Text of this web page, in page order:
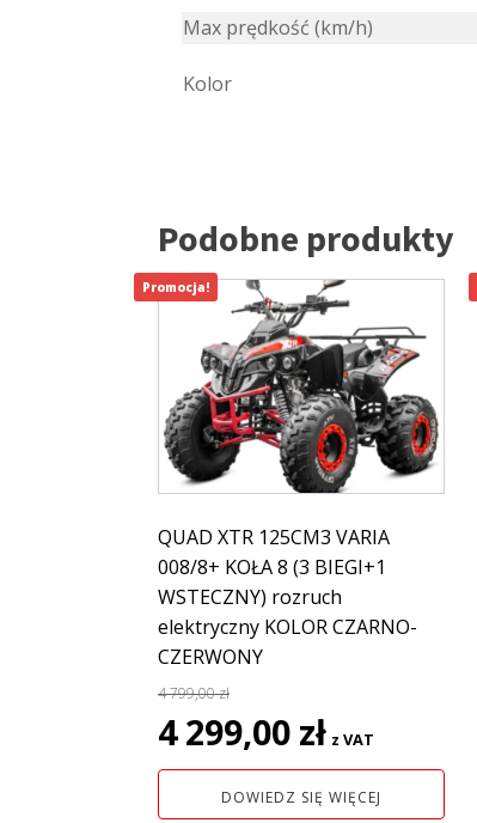
Max prędkość (km/h)
Kolor
Podobne produkty
QUAD XTR 125CM3 VARIA
008/8+ KOŁA 8 (3 BIEGI+1
WSTECZNY) rozruch
elektryczny KOLOR CZARNO-
CZERWONY
4 799,00zł
Pierwotna
cena
wynosiła:
4 299,00 zł cena
wynosi:
4
z VAT
DOWIEDZ SIĘ WIĘCEJ
Promocja!